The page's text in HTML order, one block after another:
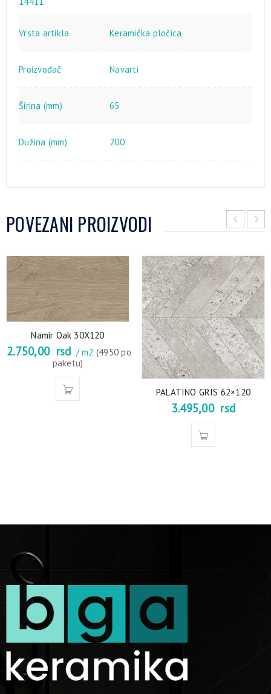
Vrsta artikla Keramička pločica
Proizvođač Navarti
Širina (mm) 65
Dužina (mm) 200
POVEZANI PROIZVODI
Namir Oak 30X120
2.750,00 rsd / m2 (4950 po
paketu)
PALATINO GRIS 62×120
3.495,00 rsd